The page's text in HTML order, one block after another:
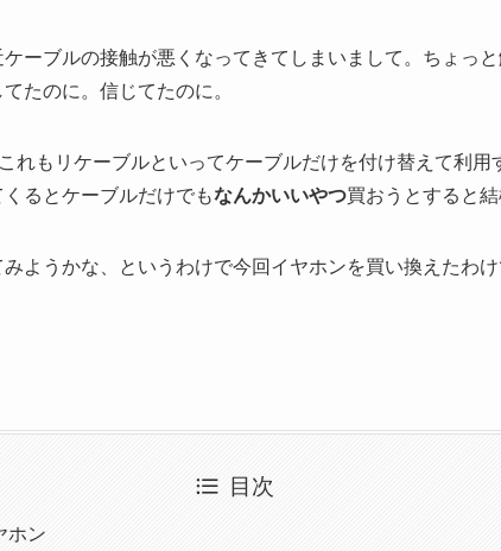
ーブルの接触が悪くなってきてしまいまして。ちょっ
たのに。信じてたのに。
れもリケーブルといってケーブルだけを付け替えて利
るとケーブルだけでもなんかいいやつ買おうとすると
ようかな、というわけで今回イヤホンを買い換えたわ
目次
ホン